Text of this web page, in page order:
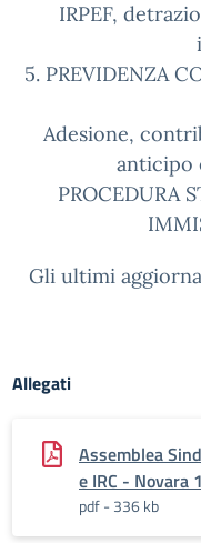
IRPEF,
5. PREVIDENZA
Adesione,
anticipo
PROCEDURA
Gli ultimi
Allegati
Assemblea
e IRC - Novara
pdf - 336 kb